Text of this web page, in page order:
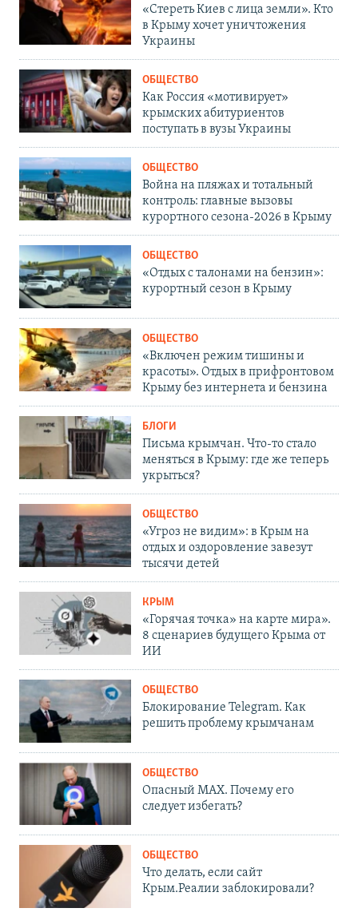
«Стереть Киев с лица земли». Кто
в Крыму хочет уничтожения
Украины
ОБЩЕСТВО
Как Россия «мотивирует»
крымских абитуриентов
поступать в вузы Украины
ОБЩЕСТВО
Война на пляжах и тотальный
контроль: главные вызовы
курортного сезона-2026 в Крыму
ОБЩЕСТВО
«Отдых с талонами на бензин»:
курортный сезон в Крыму
ОБЩЕСТВО
«Включен режим тишины и
красоты». Отдых в прифронтовом
Крыму без интернета и бензина
БЛОГИ
Письма крымчан. Что-то стало
меняться в Крыму: где же теперь
укрыться?
ОБЩЕСТВО
«Угроз не видим»: в Крым на
отдых и оздоровление завезут
тысячи детей
КРЫМ
«Горячая точка» на карте мира».
8 сценариев будущего Крыма от
ИИ
ОБЩЕСТВО
Блокирование Telegram. Как
решить проблему крымчанам
ОБЩЕСТВО
Опасный MAX. Почему его
следует избегать?
ОБЩЕСТВО
Что делать, если сайт
Крым.Реалии заблокировали?